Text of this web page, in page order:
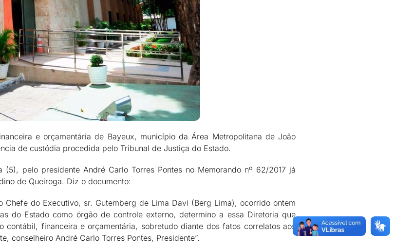
e orçamentária de Bayeux, município da Área Metropolitana de João
de custódia procedida pelo Tribunal de Justiça do Estado.
pelo presidente André Carlo Torres Pontes no Memorando nº 62/2017 já
de Queiroga. Diz o documento:
do Executivo, sr. Gutemberg de Lima Davi (Berg Lima), ocorrido ontem
do Estado como órgão de controle externo, determino a essa Diretoria que
financeira e orçamentária, sobretudo diante dos fatos correlatos aos
conselheiro André Carlo Torres Pontes, Presidente”.